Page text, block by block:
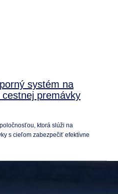
systém na
premávky
ktorá slúži na
s cieľom zabezpečiť efektívne